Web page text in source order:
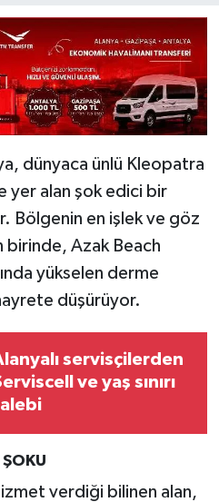
dünyaca ünlü Kleopatra
yer alan şok edici bir
Bölgenin en işlek ve göz
birinde, Azak Beach
yükselen derme
düşürüyor.
servisçilerden
ve yaş sınırı
verdiği bilinen alan,